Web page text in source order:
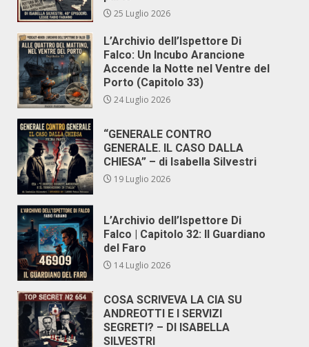
25 Luglio 2026
L’Archivio dell’Ispettore Di
Falco: Un Incubo Arancione
Accende la Notte nel Ventre del
Porto (Capitolo 33)
24 Luglio 2026
“GENERALE CONTRO
GENERALE. IL CASO DALLA
CHIESA” – di Isabella Silvestri
19 Luglio 2026
L’Archivio dell’Ispettore Di
Falco | Capitolo 32: Il Guardiano
del Faro
14 Luglio 2026
COSA SCRIVEVA LA CIA SU
ANDREOTTI E I SERVIZI
SEGRETI? – DI ISABELLA
SILVESTRI